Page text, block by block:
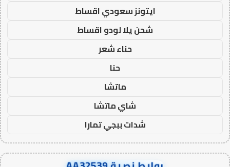
ايتونز سعودي اقساط
شحن يلا لودو اقساط
حناء شعر
حنا
ماتشا
شاي ماتشا
شدات ببجي تمارا